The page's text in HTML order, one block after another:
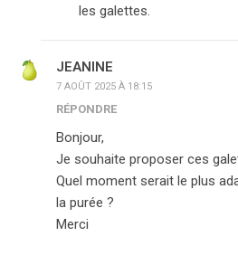
les galettes.
JEANINE
7 AOÛT 2025 À 18:15
RÉPONDRE
Bonjour,
Je souhaite proposer ces
Quel moment serait le plus
la purée ?
Merci